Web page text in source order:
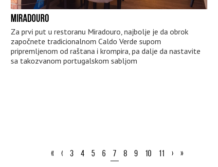
MIRADOURO
Za prvi put u restoranu Miradouro, najbolje je da obrok
započnete tradicionalnom Caldo Verde supom
pripremljenom od raštana i krompira, pa dalje da nastavite
sa takozvanom portugalskom sabljom
« ‹ 3 4 5 6 7 8 9 10 11 › »